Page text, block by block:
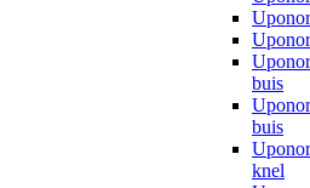
buis
buis
knel